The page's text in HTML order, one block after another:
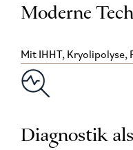
Moderne
Mit IHHT,
Diagnostik